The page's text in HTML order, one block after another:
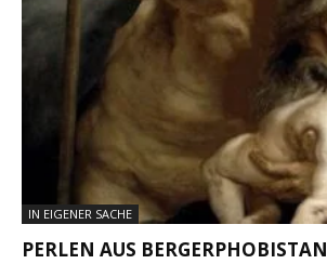
IN EIGENER SACHE
PERLEN AUS BERGERPHOBISTAN